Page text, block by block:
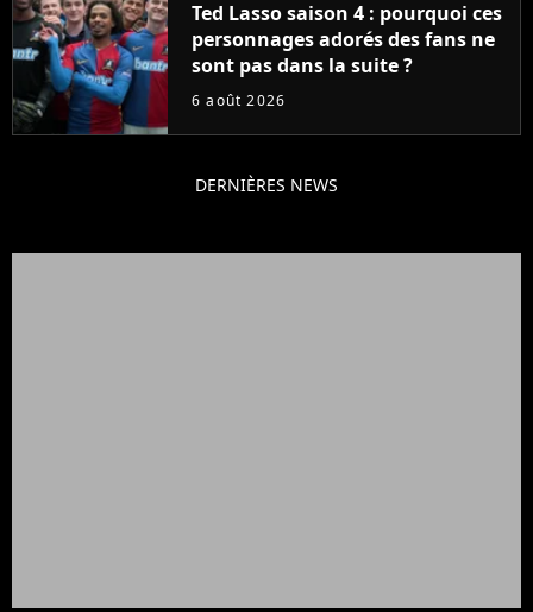
Ted Lasso saison 4 : pourquoi ces
personnages adorés des fans ne
sont pas dans la suite ?
6 août 2026
DERNIÈRES NEWS